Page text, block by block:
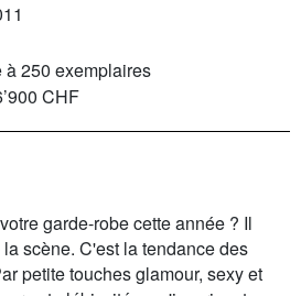
à250 exemplaires
CHF
garde-robe cette année ? Il
scène. C'est la tendance des
petite touches glamour, sexy et